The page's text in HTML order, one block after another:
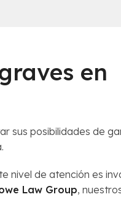
en
sus posibilidades de
nivel de atención es
Law Group,